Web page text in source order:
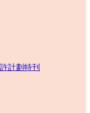
計劃特刊